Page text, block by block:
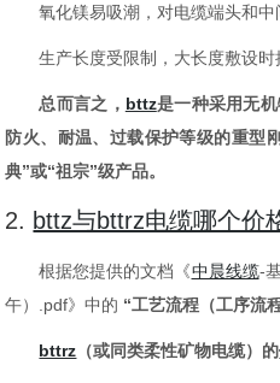
氧化镁易吸潮，对电缆端头和
生产长度受限制，大长度敷设时
总而言之， bttz是一种采用无
防火、耐温、过载保护等级的重型
典”或“祖宗”级产品。
2. bttz与bttrz电缆哪个价
根据您提供的文档《中晨线缆-
午）.pdf》中的 “工艺流程（工序流
bttrz （或同类柔性矿物电缆）的